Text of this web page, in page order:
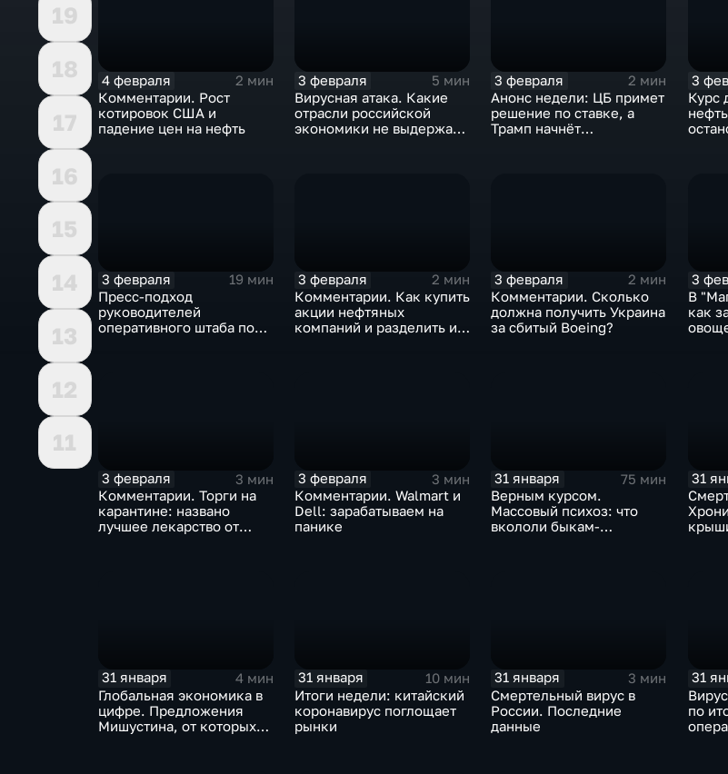
19
18
17
16
15
14
13
12
11
4 февраля
2 мин
Комментарии. Рост
котировок США и
падение цен на нефть
3 февраля
5 мин
Вирусная атака. Какие
отрасли российской
экономики не выдержат
3 февраля
2 мин
Анонс недели: ЦБ примет
решение по ставке, а
Трамп начнёт
3
Курс
3 февраля
19 мин
Пресс-подход
руководителей
оперативного штаба по
3 февраля
2 мин
Комментарии. Как купить
акции нефтяных
компаний и разделить их
3 февраля
2 мин
Комментарии. Сколько
должна получить Украина
за сбитый Boeing?
3
В
как
3 февраля
3 мин
Комментарии. Торги на
карантине: названо
лучшее лекарство от
3 февраля
3 мин
Комментарии. Walmart и
Dell: зарабатываем на
панике
31 января
75 мин
Верным курсом.
Массовый психоз: что
вкололи быкам-
31
31 января
4 мин
Глобальная экономика в
цифре. Предложения
Мишустина, от которых
31 января
10 мин
Итоги недели: китайский
коронавирус поглощает
рынки
31 января
3 мин
Смертельный вирус в
России. Последние
данные
31
по